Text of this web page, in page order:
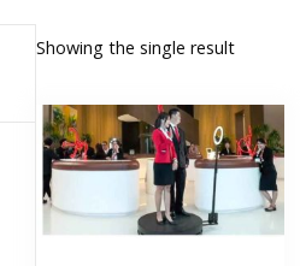
Showing the single result